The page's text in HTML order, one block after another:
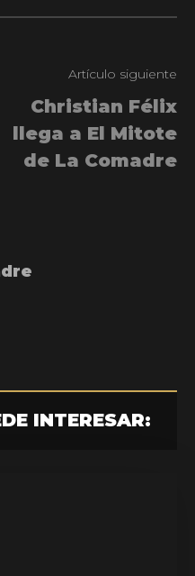
Artículo siguiente
Christian Félix
llega a El Mitote
de La Comadre
INTERESAR: